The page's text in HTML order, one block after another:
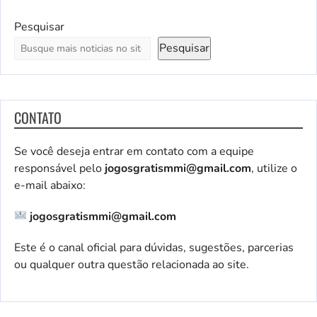
Pesquisar
Pesquisar
CONTATO
Se você deseja entrar em contato com a equipe
responsável pelo jogosgratismmi@gmail.com, utilize o
e-mail abaixo:
jogosgratismmi@gmail.com
Este é o canal oficial para dúvidas, sugestões, parcerias
ou qualquer outra questão relacionada ao site.